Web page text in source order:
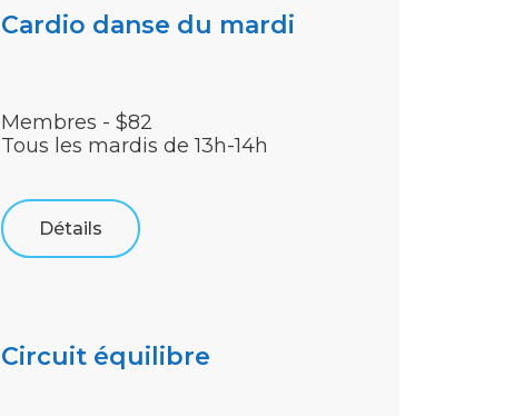
Cardio danse du mardi
Tous les mardis de 13h-14h
Membres - $82
Détails
Circuit équilibre